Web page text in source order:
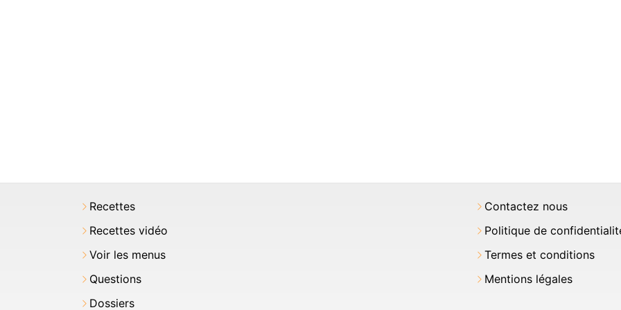
Recettes
Recettes vidéo
Voir les menus
Questions
Dossiers
Contactez nous
Politique de
Termes et conditions
Mentions légales